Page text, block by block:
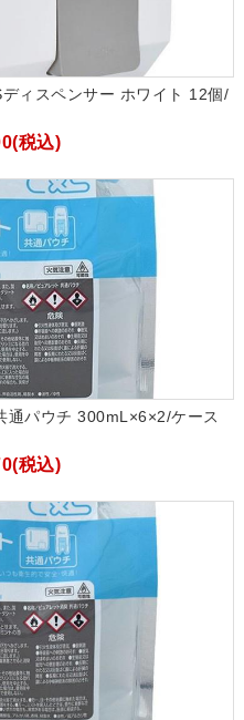
ィスペンサー ホワイト 12個/
税込)
通パウチ 300mL×6×2/ケース
税込)